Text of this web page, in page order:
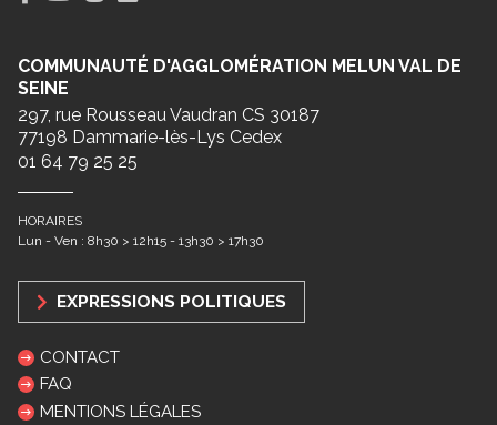
COMMUNAUTÉ D'AGGLOMÉRATION MELUN VAL DE
SEINE
297, rue Rousseau Vaudran CS 30187
77198 Dammarie-lès-Lys Cedex
01 64 79 25 25
HORAIRES
Lun - Ven : 8h30 > 12h15 - 13h30 > 17h30
EXPRESSIONS POLITIQUES
CONTACT
FAQ
MENTIONS LÉGALES